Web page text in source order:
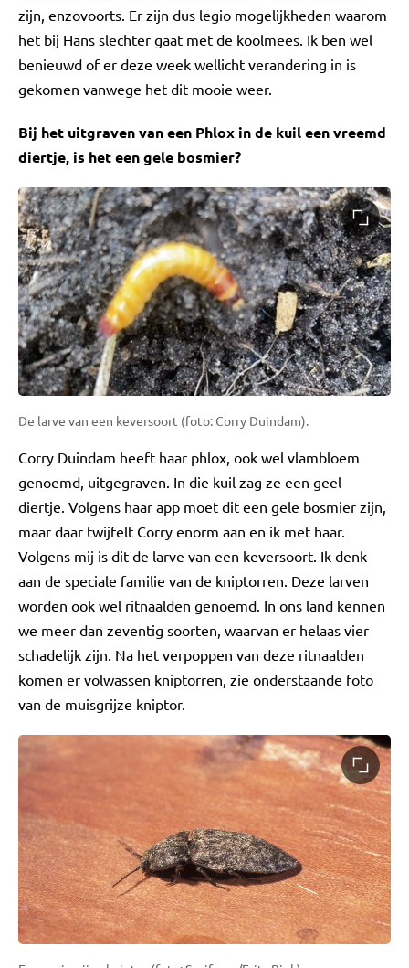
zijn, enzovoorts. Er zijn dus legio mogelijkheden waarom
het bij Hans slechter gaat met de koolmees. Ik ben wel
benieuwd of er deze week wellicht verandering in is
gekomen vanwege het dit mooie weer.
Bij het uitgraven van een Phlox in de kuil een vreemd
diertje, is het een gele bosmier?
De larve van een keversoort (foto: Corry Duindam).
Corry Duindam heeft haar phlox, ook wel vlambloem
genoemd, uitgegraven. In die kuil zag ze een geel
diertje. Volgens haar app moet dit een gele bosmier zijn,
maar daar twijfelt Corry enorm aan en ik met haar.
Volgens mij is dit de larve van een keversoort. Ik denk
aan de speciale familie van de kniptorren. Deze larven
worden ook wel ritnaalden genoemd. In ons land kennen
we meer dan zeventig soorten, waarvan er helaas vier
schadelijk zijn. Na het verpoppen van deze ritnaalden
komen er volwassen kniptorren, zie onderstaande foto
van de muisgrijze kniptor.